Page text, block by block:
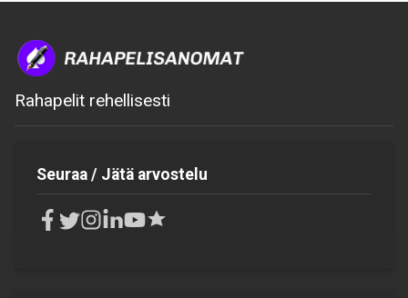
Rahapelit rehellisesti
Seuraa / Jätä arvostelu